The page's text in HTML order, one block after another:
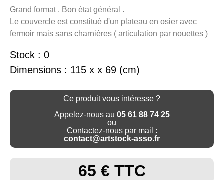
Grand format . Bon état général .
Le couvercle est constitué d'un plateau en osier avec
fermoir mais sans charnières ( articulation par nouettes )
Stock : 0
Dimensions : 115 x x 69 (cm)
Ce produit vous intéresse ?
Appelez-nous au 05 61 88 74 25
ou
Contactez-nous par mail :
contact@artstock-asso.fr
65 € TTC